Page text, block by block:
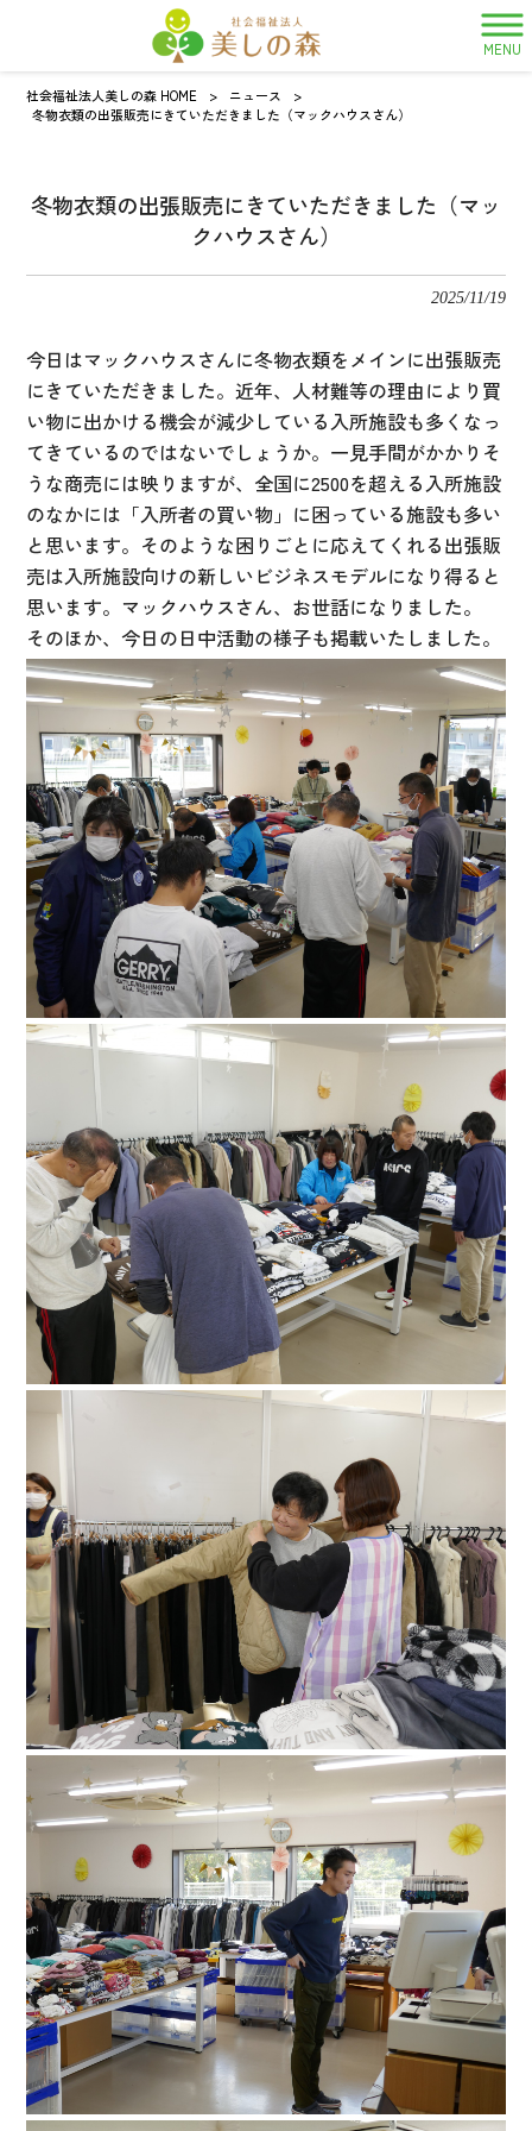
MENU
社会福祉法人美しの森 HOME > ニュース
>
冬物衣類の出張販売にきていただきました（マックハウスさん）
冬物衣類の出張販売にきていただきました（マッ
クハウスさん）
2025/11/19
今日はマックハウスさんに冬物衣類をメインに出張販売
にきていただきました。近年、人材難等の理由により買
い物に出かける機会が減少している入所施設も多くなっ
てきているのではないでしょうか。一見手間がかかりそ
うな商売には映りますが、全国に2500を超える入所施設
のなかには「入所者の買い物」に困っている施設も多い
と思います。そのような困りごとに応えてくれる出張販
売は入所施設向けの新しいビジネスモデルになり得ると
思います。マックハウスさん、お世話になりました。
そのほか、今日の日中活動の様子も掲載いたしました。